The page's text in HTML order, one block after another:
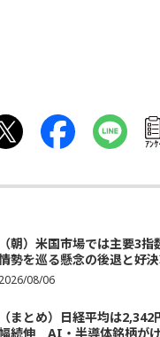
ｱﾝ
（朝）米国市場では主要3
勢を巡る懸念の後退と好
2026/08/06
（まとめ）日経平均は
続伸 AI・半導体銘柄が